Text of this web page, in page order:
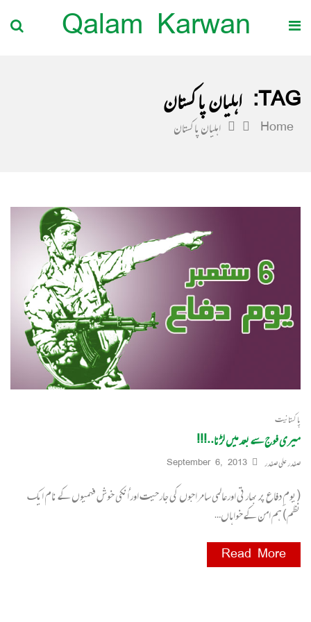
Qalam Karwan
TAG: اہلیان پاکستان
Home اہلیان پاکستان
پاکستانیت
میری فوج سے بعد میں لڑنا..!!!
صفدر علی صفدر September 6, 2013
(یومِ دفاع پر بھارتی اورعالمی سامراجوں کی جارحیت اور اُنکی خوش فہمیوں کے نام ایک
نظم) ہم امن کے خواہاں…
Read More